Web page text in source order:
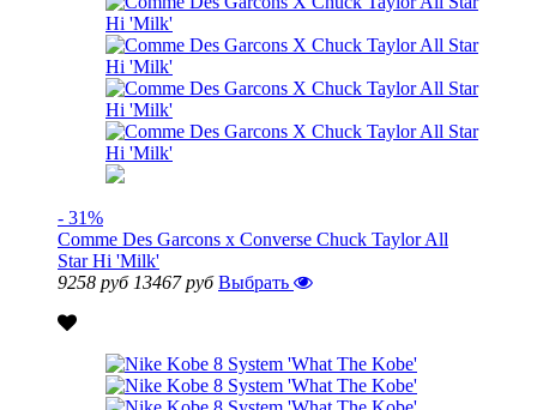
- 31%
Comme Des Garcons x Converse Chuck Taylor All
Star Hi 'Milk'
9258 руб 13467 руб Выбрать